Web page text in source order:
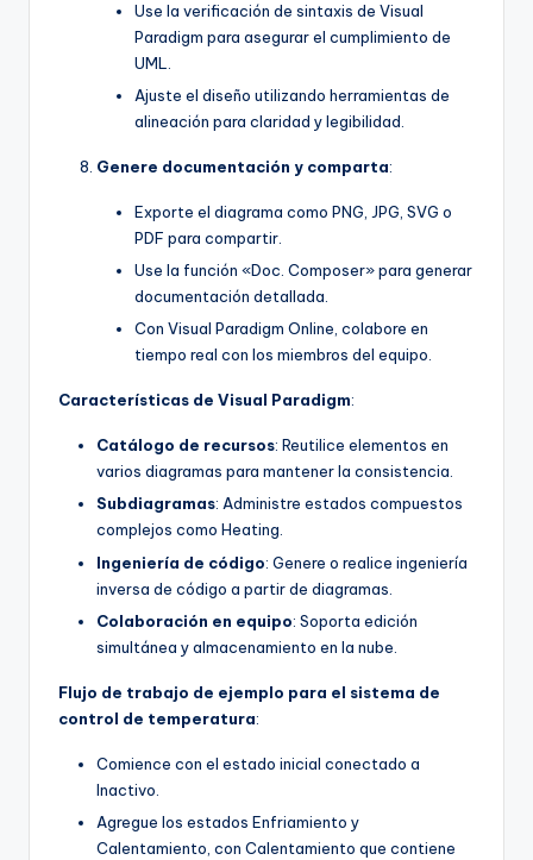
Use la verificación de sintaxis de Visual
Paradigm para asegurar el cumplimiento de
UML.
Ajuste el diseño utilizando herramientas de
alineación para claridad y legibilidad.
Genere documentación y comparta:
Exporte el diagrama como PNG, JPG, SVG o
PDF para compartir.
Use la función «Doc. Composer» para generar
documentación detallada.
Con Visual Paradigm Online, colabore en
tiempo real con los miembros del equipo.
Características de Visual Paradigm:
Catálogo de recursos: Reutilice elementos en
varios diagramas para mantener la consistencia.
Subdiagramas: Administre estados compuestos
complejos como Heating.
Ingeniería de código: Genere o realice ingeniería
inversa de código a partir de diagramas.
Colaboración en equipo: Soporta edición
simultánea y almacenamiento en la nube.
Flujo de trabajo de ejemplo para el sistema de
control de temperatura:
Comience con el estado inicial conectado a
Inactivo.
Agregue los estados Enfriamiento y
Calentamiento, con Calentamiento que contiene